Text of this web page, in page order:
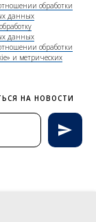
обработки
данных
данных
обработки
и метрических
НА НОВОСТИ